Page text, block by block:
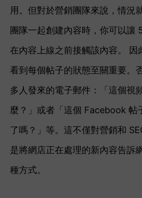
用。但對於營銷團隊來說，情況
團隊一起創建內容時，你可以讓
在內容上線之前接觸該內容。 因
看到每個帖子的狀態至關重要。
多人發來的電子郵件：「這個視
麼？」或者「這個 Facebook 帖
了嗎？」等。這不僅對營銷和
是將網店正在處理的新內容告訴
種方式。